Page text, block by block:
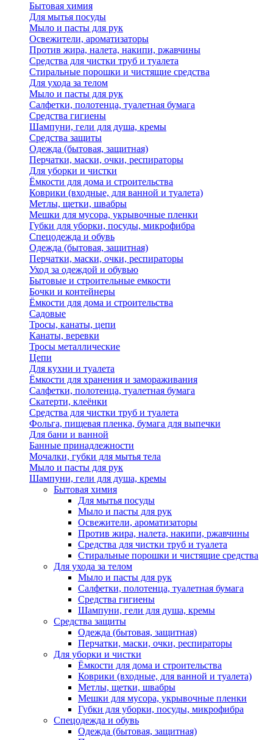
Бытовая химия
Для мытья посуды
Мыло и пасты для рук
Освежители, ароматизаторы
Против жира, налета, накипи, ржавчины
Средства для чистки труб и туалета
Стиральные порошки и чистящие средства
Для ухода за телом
Мыло и пасты для рук
Салфетки, полотенца, туалетная бумага
Средства гигиены
Шампуни, гели для душа, кремы
Средства защиты
Одежда (бытовая, защитная)
Перчатки, маски, очки, респираторы
Для уборки и чистки
Ёмкости для дома и строительства
Коврики (входные, для ванной и туалета)
Метлы, щетки, швабры
Мешки для мусора, укрывочные пленки
Губки для уборки, посуды, микрофибра
Спецодежда и обувь
Одежда (бытовая, защитная)
Перчатки, маски, очки, респираторы
Уход за одеждой и обувью
Бытовые и строительные емкости
Бочки и контейнеры
Ёмкости для дома и строительства
Садовые
Тросы, канаты, цепи
Канаты, веревки
Тросы металлические
Цепи
Для кухни и туалета
Ёмкости для хранения и замораживания
Салфетки, полотенца, туалетная бумага
Скатерти, клеёнки
Средства для чистки труб и туалета
Фольга, пищевая пленка, бумага для выпечки
Для бани и ванной
Банные принадлежности
Мочалки, губки для мытья тела
Мыло и пасты для рук
Шампуни, гели для душа, кремы
Бытовая химия
Для мытья посуды
Мыло и пасты для рук
Освежители, ароматизаторы
Против жира, налета, накипи, ржавчины
Средства для чистки труб и туалета
Стиральные порошки и чистящие средства
Для ухода за телом
Мыло и пасты для рук
Салфетки, полотенца, туалетная бумага
Средства гигиены
Шампуни, гели для душа, кремы
Средства защиты
Одежда (бытовая, защитная)
Перчатки, маски, очки, респираторы
Для уборки и чистки
Ёмкости для дома и строительства
Коврики (входные, для ванной и туалета)
Метлы, щетки, швабры
Мешки для мусора, укрывочные пленки
Губки для уборки, посуды, микрофибра
Спецодежда и обувь
Одежда (бытовая, защитная)